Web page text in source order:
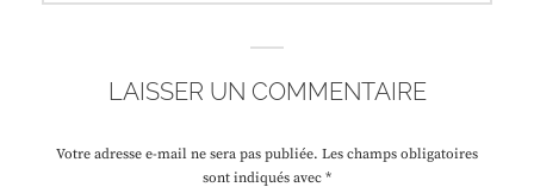
LAISSER UN COMMENTAIRE
Votre adresse e-mail ne sera pas publiée. Les champs obligatoires
sont indiqués avec *